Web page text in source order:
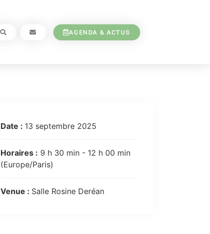
AGENDA & ACTUS
Date : 13 septembre 2025
Horaires : 9 h 30 min - 12 h 00 min
(Europe/Paris)
Venue : Salle Rosine Deréan